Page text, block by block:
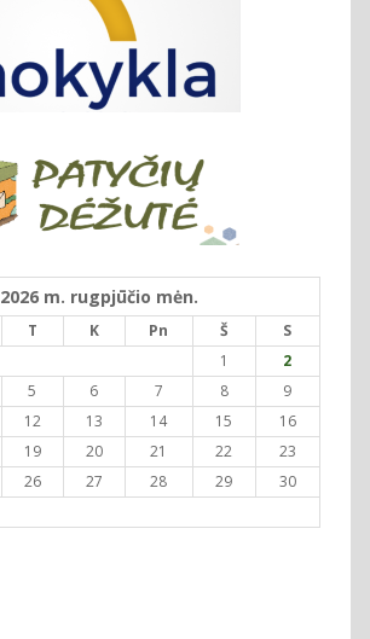
2026 m. rugpjūčio mėn.
T K Pn Š
S
1
2
5 6 7 8
9
12 13 14 15
16
19 20 21 22
23
26 27 28 29
30